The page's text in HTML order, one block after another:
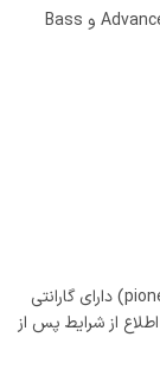
دارای Advanced Sound Retreiver، Subwoofer control و Bass
(pioneer) دارای گارانتی
اطلاع از شرایط پس از